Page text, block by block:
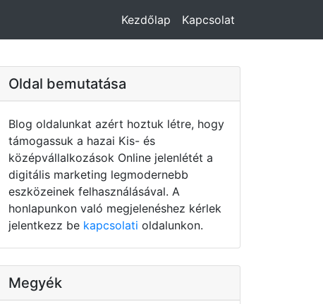
Kezdőlap Kapcsolat
Oldal bemutatása
Blog oldalunkat azért hoztuk létre, hogy
támogassuk a hazai Kis- és
középvállalkozások Online jelenlétét a
digitális marketing legmodernebb
eszközeinek felhasználásával. A
honlapunkon való megjelenéshez kérlek
jelentkezz be kapcsolati oldalunkon.
Megyék